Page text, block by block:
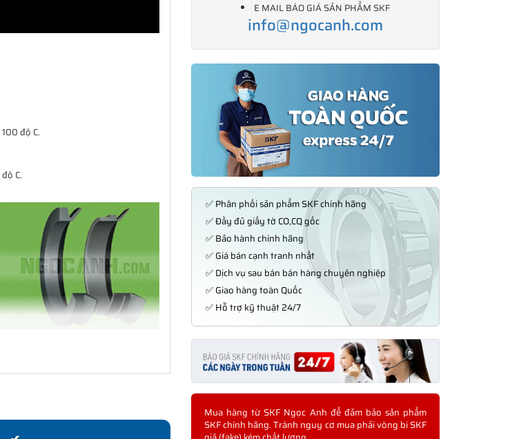
độ C.
C.
ứng hầu như toàn bộ tất cả các yêu
phẩm đa dạng cho các yêu cầu ứng
E MAIL BÁO GIÁ SẢN PHẨM SKF
info@ngocanh.com
✅ Phân phối sản phẩm SKF chính hãng
✅ Đầy đủ giấy tờ CO,CQ gốc
✅ Bảo hành chính hãng
✅ Giá bán cạnh tranh nhất
✅ Dịch vụ sau bán bán hàng chuyên nghiệp
✅ Giao hàng toàn Quốc
✅ Hỗ trợ kỹ thuật 24/7
Mua hàng từ SKF Ngọc Anh để đảm bảo sản phẩm
SKF chính hãng. Tránh nguy cơ mua phải vòng bi SKF